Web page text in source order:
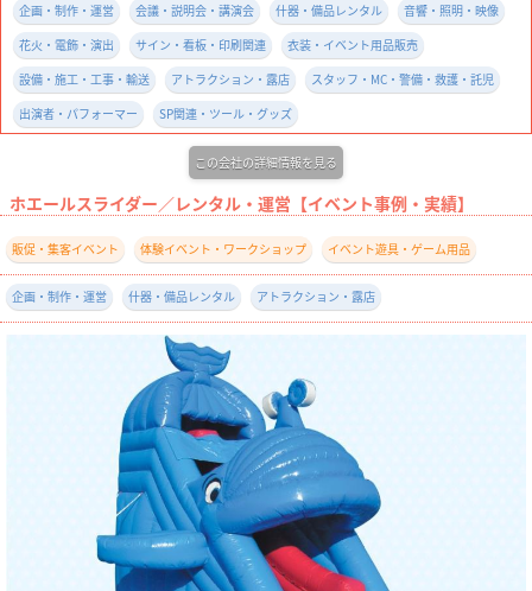
企画・制作・運営 会議・説明会・講演会 什器・備品レンタル
音響・照明・映像
花火・電飾・演出
サイン・看板・印刷関連
衣装・イベント用品販売
設備・施工・工事・輸送
アトラクション・露店
スタッフ・MC・警備・救護・託児
出演者・パフォーマー
SP関連・ツール・グッズ
この会社の詳細情報を見る
ホエールスライダー／レンタル・運営【イベント事例・実績】
販促・集客イベント 体験イベント・ワークショップ イベント遊具・ゲーム用品
企画・制作・運営 什器・備品レンタル アトラクション・露店